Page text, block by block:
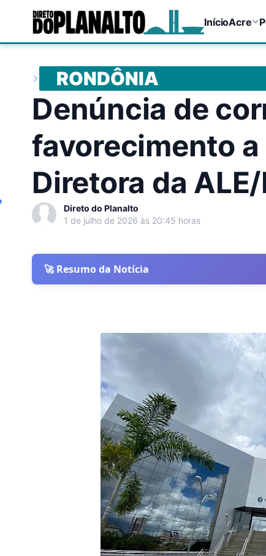
InícioAcre
RONDÔNIA
Denúncia de
favorecimento
Diretora da ALE/
Direto do Planalto
1 de julho de 2026 às 20:45 horas
🚀 Resumo da Notícia